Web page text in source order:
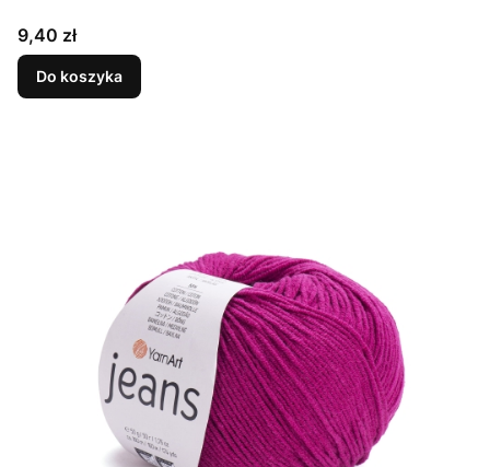
Cena
9,40 zł
Do koszyka